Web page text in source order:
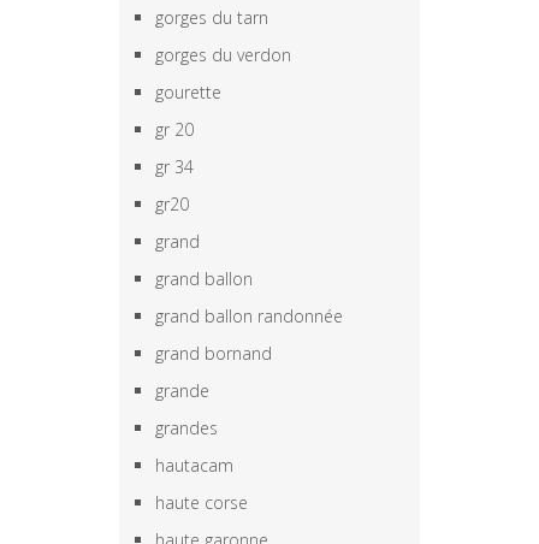
gorges du tarn
gorges du verdon
gourette
gr 20
gr 34
gr20
grand
grand ballon
grand ballon randonnée
grand bornand
grande
grandes
hautacam
haute corse